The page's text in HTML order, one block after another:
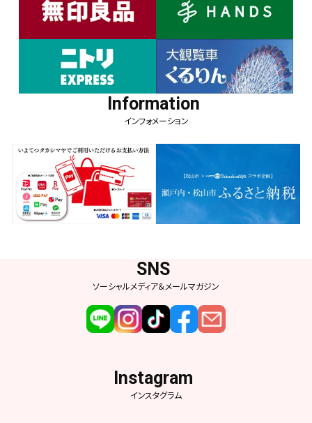
インフォメーション
ソーシャルメディア＆メールマガジン
インスタグラム